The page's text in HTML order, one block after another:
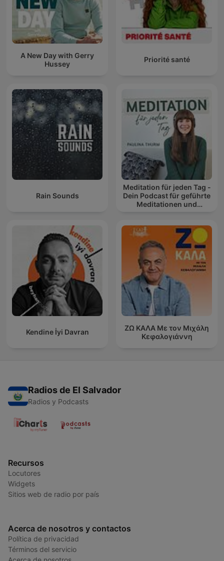
A New Day with Gerry
Hussey
Priorité santé
Rain Sounds
Meditation für jeden Tag -
Dein Podcast für geführte
Meditationen und
Kendine İyi Davran
ΖΩ ΚΑΛΑ Με τον Μιχάλη
Κεφαλογιάννη
Radios de El Salvador
Radios y Podcasts
Recursos
Locutores
Widgets
Sitios web de radio por país
Acerca de nosotros y contactos
Política de privacidad
Términos del servicio